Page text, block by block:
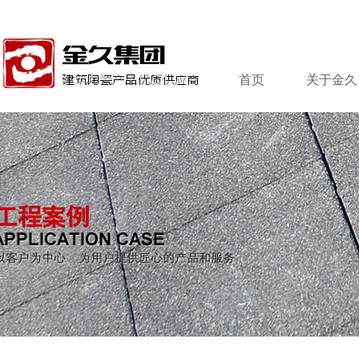
首页 关于金久